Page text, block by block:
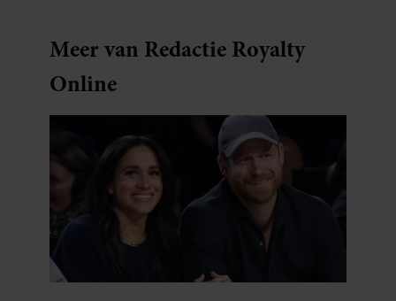
Meer van Redactie Royalty
Online